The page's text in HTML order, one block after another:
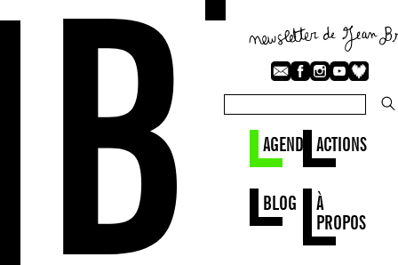
AGENDA ACTIONS
BLOG
À
PROPOS